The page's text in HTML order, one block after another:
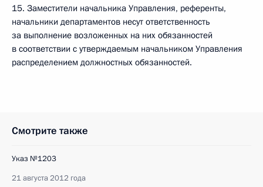
15. Заместители начальника Управления, референты,
начальники департаментов несут ответственность
за выполнение возложенных на них обязанностей
в соответствии с утверждаемым начальником Управления
распределением должностных обязанностей.
Смотрите также
Указ №1203
21 августа 2012 года